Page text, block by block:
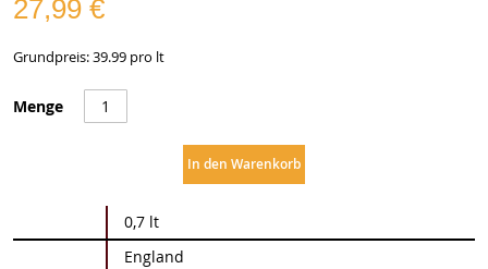
27,99 €
Grundpreis: 39.99 pro lt
Menge
In den Warenkorb
Informationen
0,7 lt
England